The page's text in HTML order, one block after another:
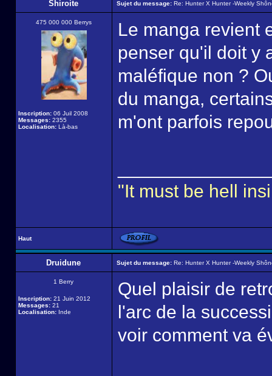
Shiroite Sujet du message: Re: Hunter X Hunter -Weekly
475 000 000 Berrys
Inscription: 06 Juil 2008
Messages: 2355
Localisation: Là-bas
Le manga revient
penser qu'il doit y
maléfique non ?
du manga,
m'ont parfois
"It must be hell
Haut
Druidune Sujet du message: Re: Hunter X Hunter -Weekly
1 Berry
Inscription: 21 Juin 2012
Messages: 21
Localisation: Inde
Quel plaisir de
l'arc de la
voir comment va